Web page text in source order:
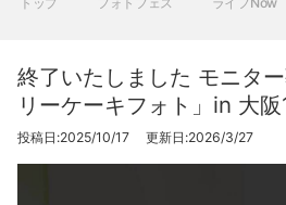
終了いたしました モニタ
リーケーキフォト」in 大
投稿日:2025/10/17 更新日:2026/3/27